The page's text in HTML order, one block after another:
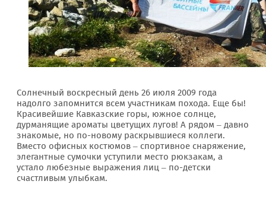
Солнечный воскресный день 26 июля 2009 года
надолго запомнится всем участникам похода. Еще бы!
Красивейшие Кавказские горы, южное солнце,
дурманящие ароматы цветущих лугов! А рядом – давно
знакомые, но по-новому раскрывшиеся коллеги.
Вместо офисных костюмов – спортивное снаряжение,
элегантные сумочки уступили место рюкзакам, а
устало любезные выражения лиц – по-детски
счастливым улыбкам.